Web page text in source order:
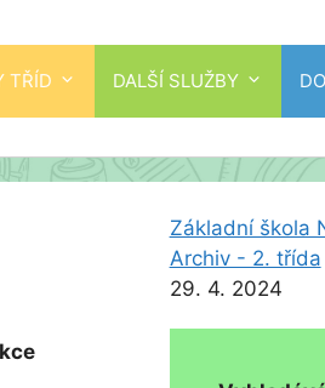
TŘÍD DALŠÍ SLUŽBY
Základní škola
Archiv - 2. třída
29. 4. 2024